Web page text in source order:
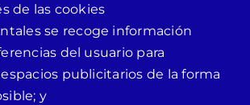
las cookies
se recoge información
del usuario para
publicitarios de la forma
y